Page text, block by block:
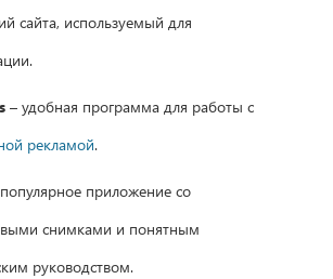
сайта, используемый для
– удобная программа для работы с
рекламой.
приложение со
снимками и понятным
руководством.